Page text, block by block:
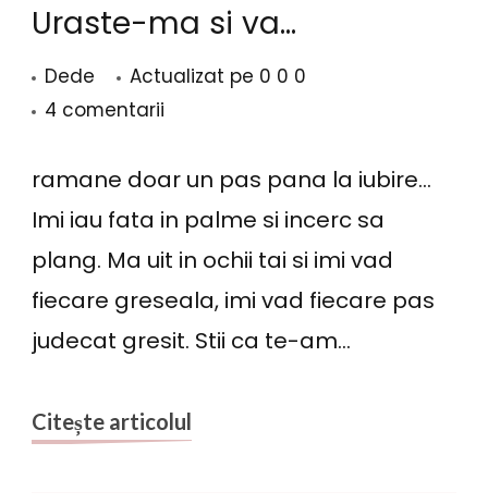
Uraste-ma si va…
Dede Actualizat pe 0 0 0
4 comentarii
ma
si
ramane doar un pas pana la iubire…
Imi iau fata in palme si incerc sa
plang. Ma uit in ochii tai si imi vad
fiecare greseala, imi vad fiecare pas
judecat gresit. Stii ca te-am…
Citește articolul